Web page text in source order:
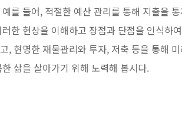
를 들어, 적절한 예산 관리를 통해 지출을
한 현상을 이해하고 장점과 단점을 인식하
현명한 재물관리와 투자, 저축 등을 통해
삶을 살아가기 위해 노력해 봅시다.